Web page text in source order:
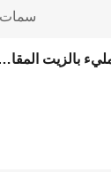
مقياس ضغط الهواء المليء بالزيت